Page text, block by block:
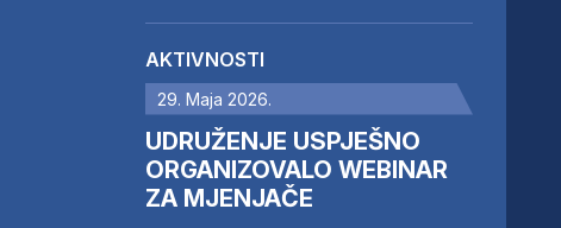
AKTIVNOSTI
29. Maja 2026.
UDRUŽENJE USPJEŠNO
ORGANIZOVALO WEBINAR
ZA MJENJAČE